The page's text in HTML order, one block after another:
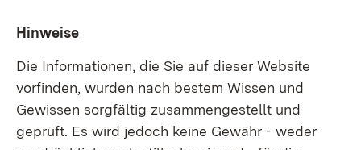
Hinweise
Die Informationen, die Sie auf dieser Website
vorfinden, wurden nach bestem Wissen und
Gewissen sorgfältig zusammengestellt und
geprüft. Es wird jedoch keine Gewähr - weder